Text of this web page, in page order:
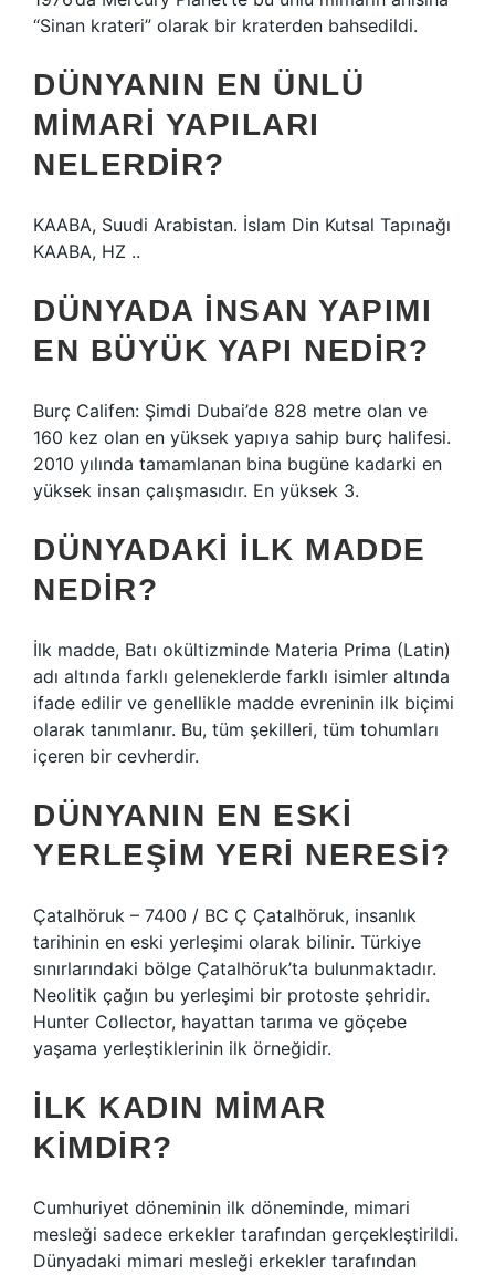
“Sinan krateri” olarak bir kraterden bahsedildi.
DÜNYANIN EN ÜNLÜ
MIMARI YAPILARI
NELERDIR?
KAABA, Suudi Arabistan. İslam Din Kutsal Tapınağı
KAABA, HZ ..
DÜNYADA INSAN YAPIMI
EN BÜYÜK YAPI NEDIR?
Burç Califen: Şimdi Dubai’de 828 metre olan ve
160 kez olan en yüksek yapıya sahip burç halifesi.
2010 yılında tamamlanan bina bugüne kadarki en
yüksek insan çalışmasıdır. En yüksek 3.
DÜNYADAKI ILK MADDE
NEDIR?
İlk madde, Batı okültizminde Materia Prima (Latin)
adı altında farklı geleneklerde farklı isimler altında
ifade edilir ve genellikle madde evreninin ilk biçimi
olarak tanımlanır. Bu, tüm şekilleri, tüm tohumları
içeren bir cevherdir.
DÜNYANIN EN ESKI
YERLEŞIM YERI NERESI?
Çatalhöruk – 7400 / BC Ç Çatalhöruk, insanlık
tarihinin en eski yerleşimi olarak bilinir. Türkiye
sınırlarındaki bölge Çatalhöruk’ta bulunmaktadır.
Neolitik çağın bu yerleşimi bir protoste şehridir.
Hunter Collector, hayattan tarıma ve göçebe
yaşama yerleştiklerinin ilk örneğidir.
İLK KADIN MIMAR
KIMDIR?
Cumhuriyet döneminin ilk döneminde, mimari
mesleği sadece erkekler tarafından gerçekleştirildi.
Dünyadaki mimari mesleği erkekler tarafından